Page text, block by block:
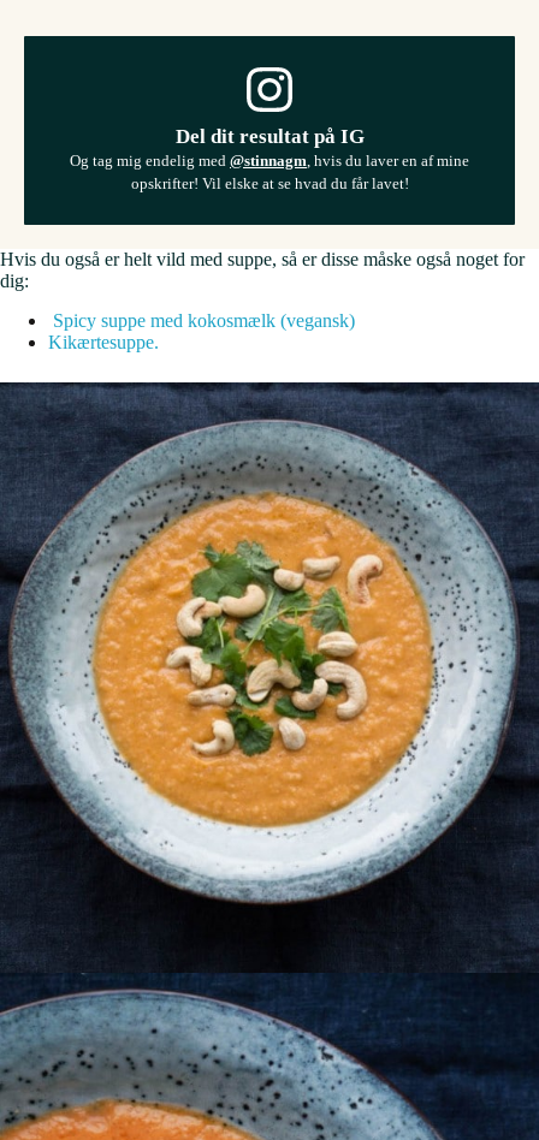
Del dit resultat på IG
Og tag mig endelig med @stinnagm, hvis du laver en af mine
opskrifter! Vil elske at se hvad du får lavet!
Hvis du også er helt vild med suppe, så er disse måske også noget for
dig:
Spicy suppe med kokosmælk (vegansk)
Kikærtesuppe.